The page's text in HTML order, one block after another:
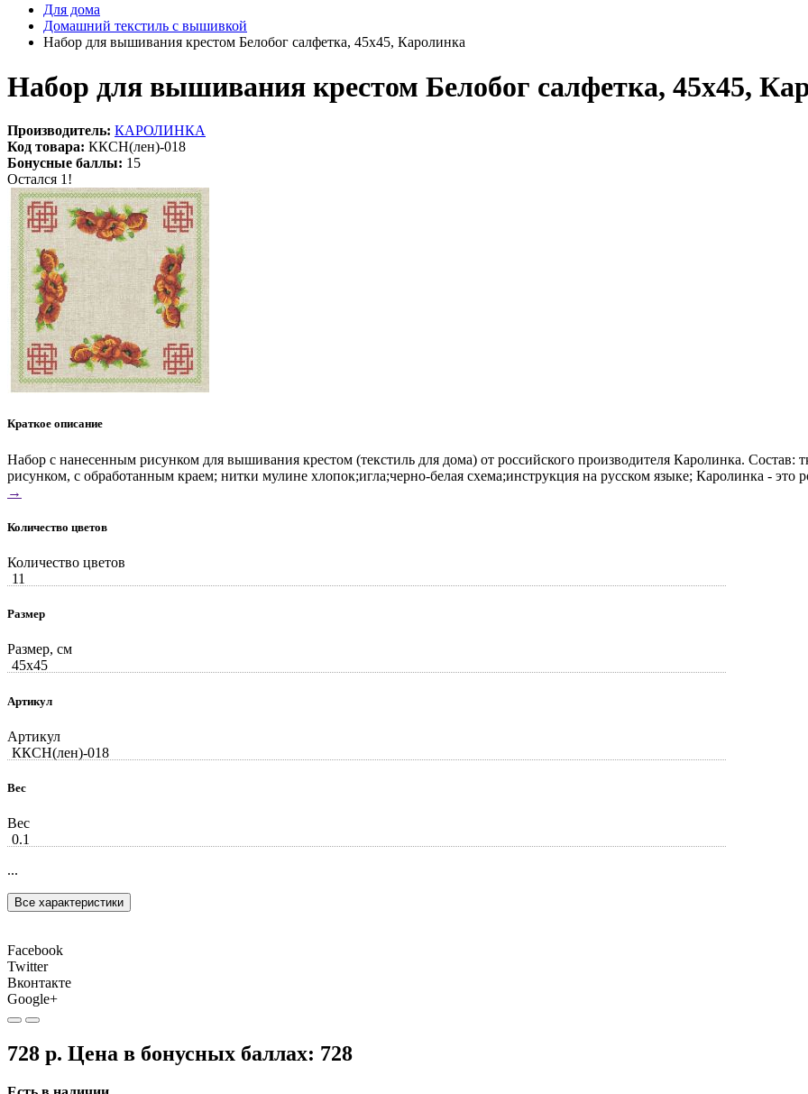
Для дома
Домашний текстиль с вышивкой
Набор для вышивания крестом Белобог салфетка, 45x45, Каролинка
Набор для вышивания крестом Белобог салфетка, 45x45,
Производитель: КАРОЛИНКА
Код товара: ККСН(лен)-018
Бонусные баллы: 15
Остался 1!
Краткое описание
Набор с нанесенным рисунком для вышивания крестом (текстиль для дома) от российского производителя Каролинка. Состав:
рисунком, с обработанным краем; нитки мулине хлопок;игла;черно-белая схема;инструкция на русском языке; Каролинка - это
→
Количество цветов
Количество цветов
11
Размер
Размер, см
45x45
Артикул
Артикул
ККСН(лен)-018
Вес
Вес
0.1
...
Все характеристики
Facebook
Twitter
Вконтакте
Google+
728 р. Цена в бонусных баллах: 728